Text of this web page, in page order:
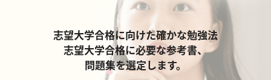
志望大学合格に向けた確かな勉強法
志望大学合格に必要な参考書、
問題集を選定します。